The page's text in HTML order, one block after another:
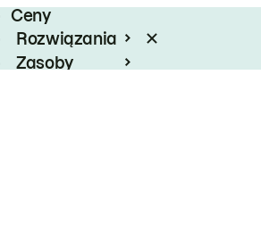
Ceny
Rozwiązania
Zasoby